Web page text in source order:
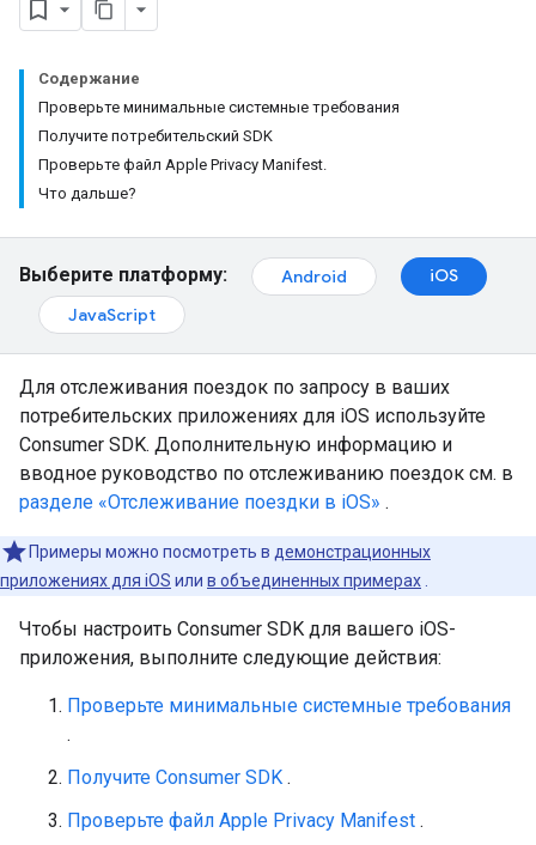
Содержание
Проверьте минимальные системные требования
Получите потребительский SDK
Проверьте файл Apple Privacy Manifest.
Что дальше?
Выберите платформу: Android
iOS
JavaScript
Для отслеживания поездок по запросу в ваших
потребительских приложениях для iOS используйте
Consumer SDK. Дополнительную информацию и
вводное руководство по отслеживанию поездок см. в
разделе «Отслеживание поездки в iOS» .
Примеры можно посмотреть в демонстрационных
приложениях для iOS или в объединенных примерах
Чтобы настроить Consumer SDK для вашего iOS-
приложения, выполните следующие действия:
Проверьте минимальные системные требования
.
Получите Consumer SDK .
Проверьте файл Apple Privacy Manifest .